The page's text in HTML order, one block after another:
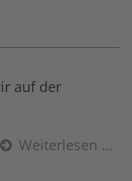
auf der
Weiterlesen …